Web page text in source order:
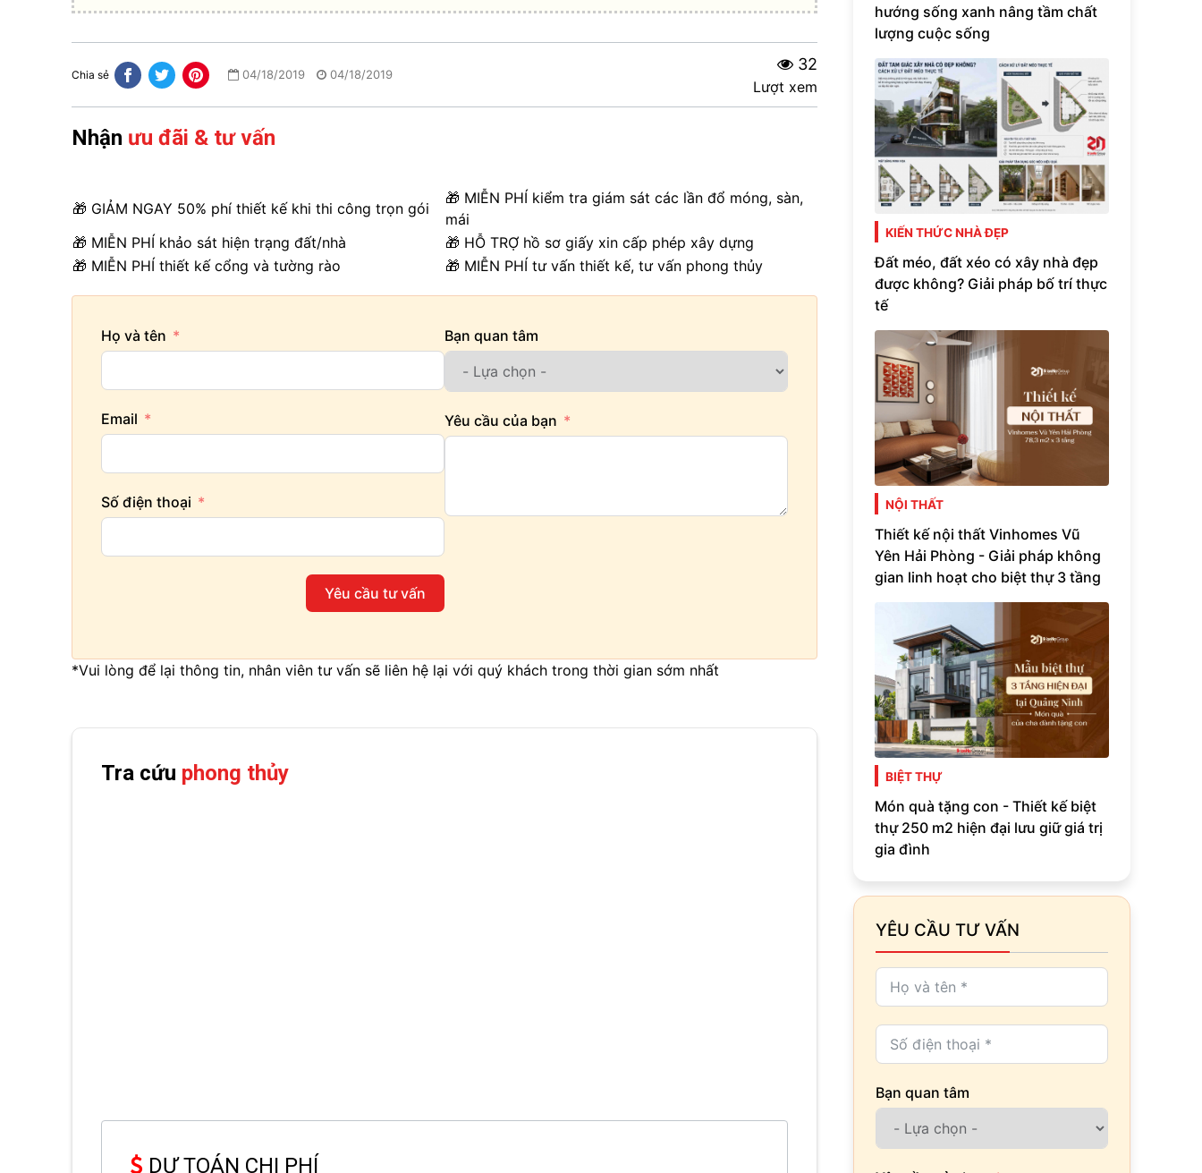
Chia sẻ 04/18/2019 04/18/2019
32
Lượt xem
Nhận ưu đãi & tư vấn
🎁 GIẢM NGAY 50% phí thiết kế khi thi công trọn gói
🎁 MIỄN PHÍ kiểm tra giám sát các lần đổ móng, sàn,
mái
🎁 MIỄN PHÍ khảo sát hiện trạng đất/nhà
🎁 HỖ TRỢ hồ sơ giấy xin cấp phép xây dựng
🎁 MIỄN PHÍ thiết kế cổng và tường rào
🎁 MIỄN PHÍ tư vấn thiết kế, tư vấn phong thủy
Họ và tên
Email
Số điện thoại
Yêu cầu tư vấn
Bạn quan tâm
Yêu cầu của bạn
*Vui lòng để lại thông tin, nhân viên tư vấn sẽ liên hệ lại với quý khách trong thời gian sớm nhất
Tra cứu phong thủy
DỰ TOÁN CHI PHÍ
hướng sống xanh nâng tầm chất
lượng cuộc sống
KIẾN THỨC NHÀ ĐẸP
Đất méo, đất xéo có xây nhà đẹp
được không? Giải pháp bố trí thực
tế
NỘI THẤT
Thiết kế nội thất Vinhomes Vũ
Yên Hải Phòng - Giải pháp không
gian linh hoạt cho biệt thự 3 tầng
BIỆT THỰ
Món quà tặng con - Thiết kế biệt
thự 250 m2 hiện đại lưu giữ giá trị
gia đình
YÊU CẦU TƯ VẤN
Bạn quan tâm